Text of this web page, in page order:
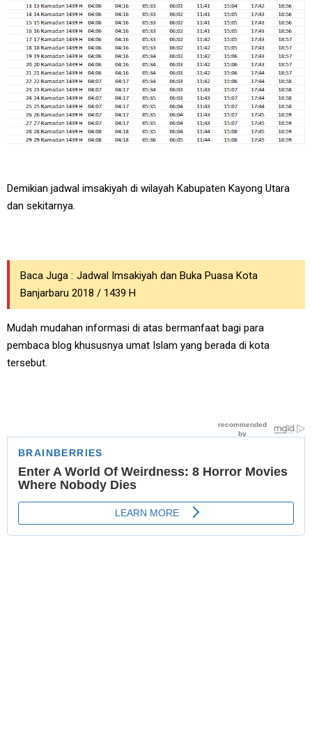
Demikian jadwal imsakiyah di wilayah Kabupaten Kayong Utara
dan sekitarnya.
Baca Juga : Jadwal Imsakiyah dan Buka Puasa Kota
Banjarbaru 2018 / 1439 H
Mudah mudahan informasi di atas bermanfaat bagi para
pembaca blog khususnya umat Islam yang berada di kota
tersebut.